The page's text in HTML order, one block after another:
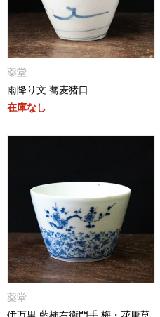
薬堂
雨降り文 蕎麦猪口
在庫なし
薬堂